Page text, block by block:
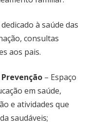
à saúde das
consultas
aos pais.
– Espaço
em saúde,
e atividades que
saudáveis;